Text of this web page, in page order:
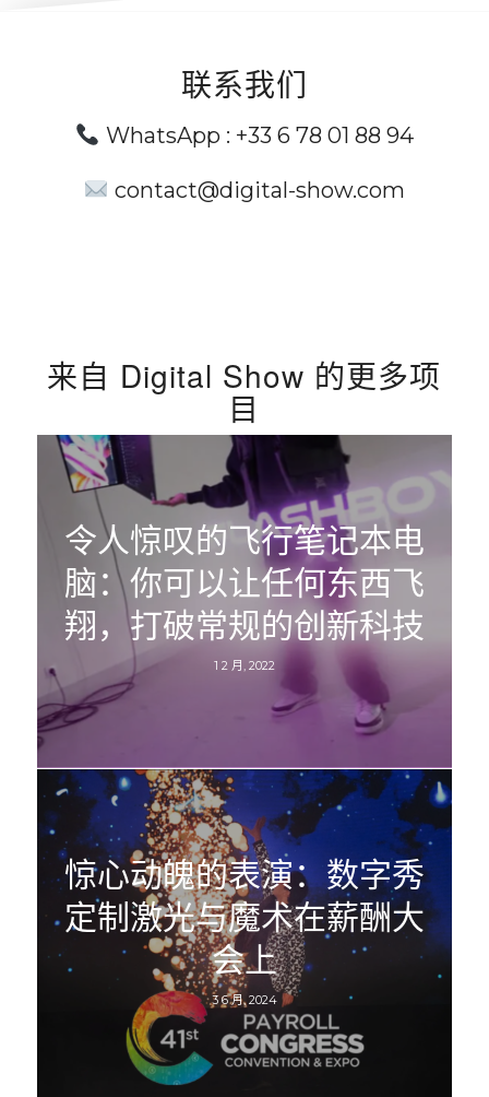
联系我们
WhatsApp : +33 6 78 01 88 94
contact@digital-show.com
来自 Digital Show 的更多项
目
令人惊叹的飞行笔记本电
脑：你可以让任何东西飞
翔，打破常规的创新科技
1 2 月, 2022
惊心动魄的表演：数字秀
定制激光与魔术在薪酬大
会上
3 6 月, 2024